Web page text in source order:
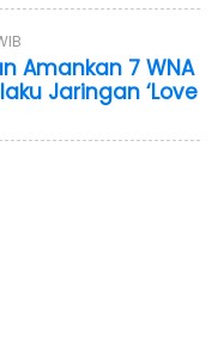
Amankan 7 WNA
Jaringan ‘Love